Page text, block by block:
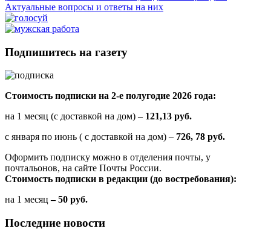
Актуальные вопросы и ответы на них
Подпишитесь на газету
Стоимость подписки на 2-е полугодие 2026 года:
на 1 месяц (с доставкой на дом) – 121,13 руб.
с января по июнь ( с доставкой на дом) – 726, 78 руб.
Оформить подписку можно в отделения почты, у
почтальонов, на сайте Почты России.
Стоимость подписки в редакции (до востребования):
на 1 месяц – 50 руб.
Последние новости